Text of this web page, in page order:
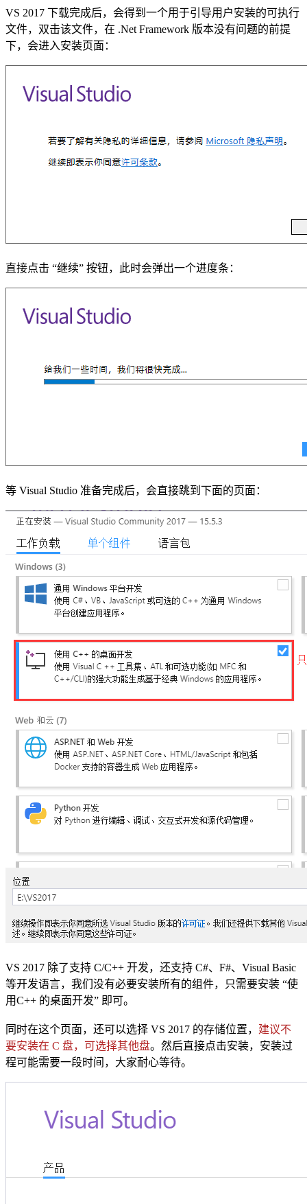
VS 2017 下载完成后，会得到一个用于引导用户安装的可执行
文件，双击该文件，在 .Net Framework 版本没有问题的前提
下，会进入安装页面：
直接点击 “继续” 按钮，此时会弹出一个进度条：
等 Visual Studio 准备完成后，会直接跳到下面的页面：
VS 2017 除了支持 C/C++ 开发，还支持 C#、F#、Visual Basic
等开发语言，我们没有必要安装所有的组件，只需要安装 “使
用C++ 的桌面开发” 即可。
同时在这个页面，还可以选择 VS 2017 的存储位置， 建议不
要安装在 C 盘，可选择其他盘。然后直接点击安装，安装过
程可能需要一段时间，大家耐心等待。